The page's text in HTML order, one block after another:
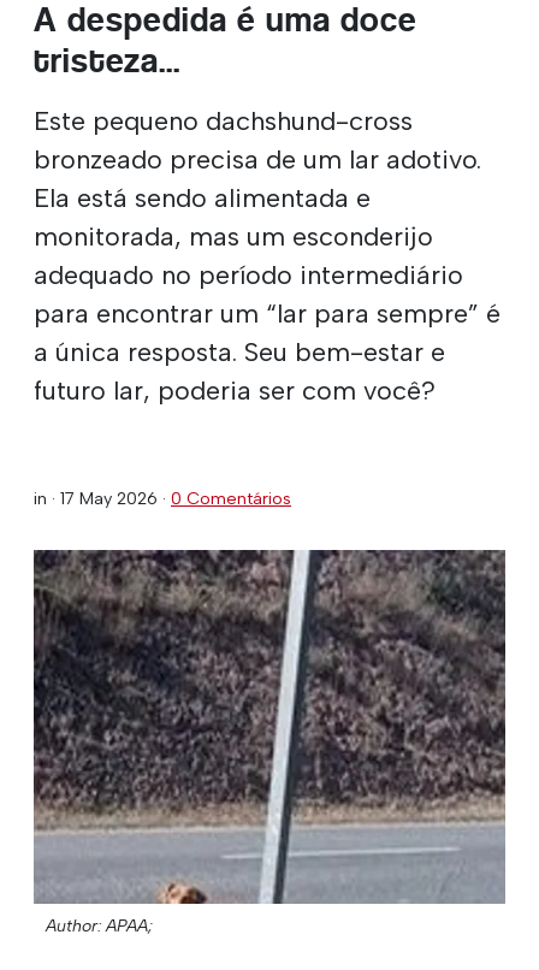
A despedida é uma doce
tristeza...
Este pequeno dachshund-cross
bronzeado precisa de um lar adotivo.
Ela está sendo alimentada e
monitorada, mas um esconderijo
adequado no período intermediário
para encontrar um “lar para sempre” é
a única resposta. Seu bem-estar e
futuro lar, poderia ser com você?
in · 17 May 2026 · 0 Comentários
Author: APAA;